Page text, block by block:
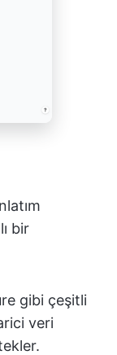
bir
gibi çeşitli
veri